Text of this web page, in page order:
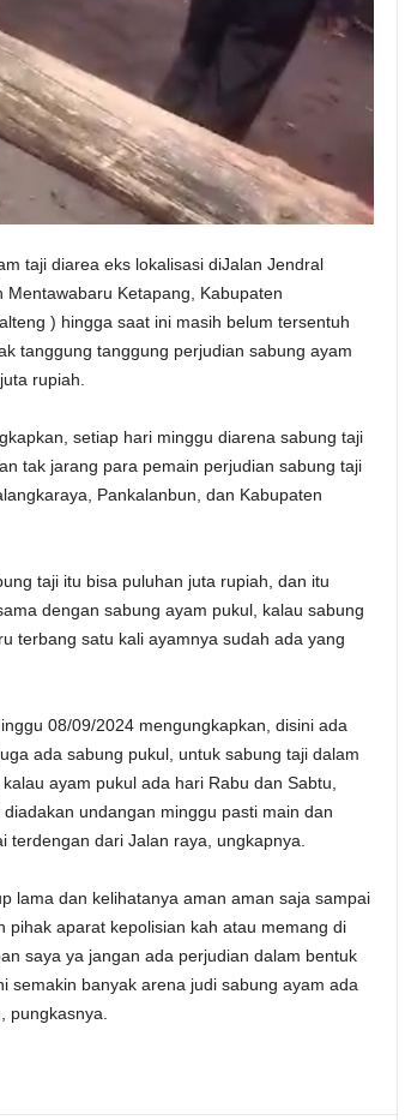
taji diarea eks lokalisasi diJalan Jendral
Ketapang, Kabupaten
) hingga saat ini masih belum tersentuh
tanggung tanggung perjudian sabung ayam
rupiah.
setiap hari minggu diarena sabung taji
tak jarang para pemain perjudian sabung taji
Pankalanbun, dan Kabupaten
taji itu bisa puluhan juta rupiah, dan itu
dengan sabung ayam pukul, kalau sabung
terbang satu kali ayamnya sudah ada yang
08/09/2024 mengungkapkan, disini ada
ada sabung pukul, untuk sabung taji dalam
ayam pukul ada hari Rabu dan Sabtu,
undangan minggu pasti main dan
terdengan dari Jalan raya, ungkapnya.
lama dan kelihatanya aman aman saja sampai
aparat kepolisian kah atau memang di
saya ya jangan ada perjudian dalam bentuk
semakin banyak arena judi sabung ayam ada
pungkasnya.